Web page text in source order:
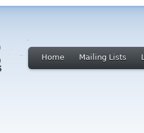
Home Mailing Lists